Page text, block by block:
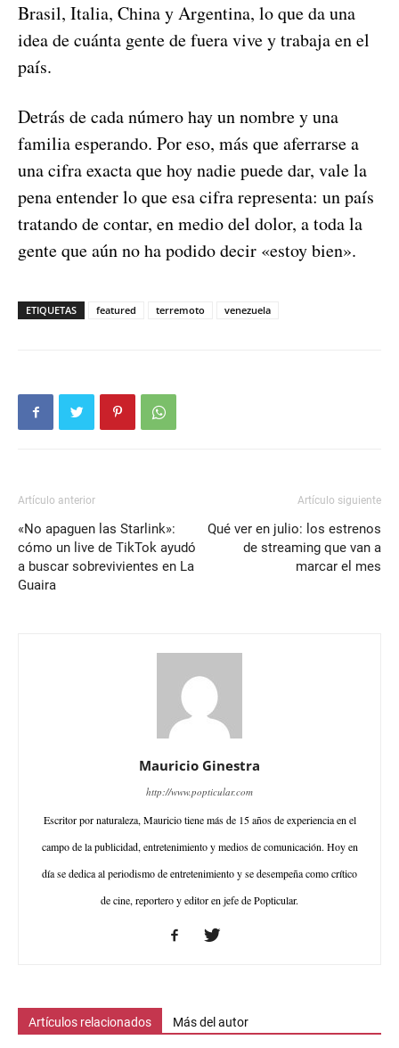
Brasil, Italia, China y Argentina, lo que da una
idea de cuánta gente de fuera vive y trabaja en el
país.
Detrás de cada número hay un nombre y una
familia esperando. Por eso, más que aferrarse a
una cifra exacta que hoy nadie puede dar, vale la
pena entender lo que esa cifra representa: un país
tratando de contar, en medio del dolor, a toda la
gente que aún no ha podido decir «estoy bien».
ETIQUETAS featured terremoto venezuela
Artículo anterior
«No apaguen las Starlink»:
cómo un live de TikTok ayudó
a buscar sobrevivientes en La
Guaira
Artículo siguiente
Qué ver en julio: los estrenos
de streaming que van a
marcar el mes
Mauricio Ginestra
http://www.popticular.com
Escritor por naturaleza, Mauricio tiene más de 15 años de experiencia en el
campo de la publicidad, entretenimiento y medios de comunicación. Hoy en
día se dedica al periodismo de entretenimiento y se desempeña como crítico
de cine, reportero y editor en jefe de Popticular.
Artículos relacionados Más del autor